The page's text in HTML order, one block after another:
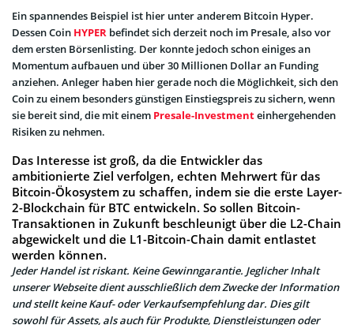
Ein spannendes Beispiel ist hier unter anderem Bitcoin Hyper.
Dessen Coin HYPER befindet sich derzeit noch im Presale, also vor
dem ersten Börsenlisting. Der konnte jedoch schon einiges an
Momentum aufbauen und über 30 Millionen Dollar an Funding
anziehen. Anleger haben hier gerade noch die Möglichkeit, sich den
Coin zu einem besonders günstigen Einstiegspreis zu sichern, wenn
sie bereit sind, die mit einem Presale-Investmenteinhergehenden
Risiken zu nehmen.
Das Interesse ist groß, da die Entwickler das
ambitionierte Ziel verfolgen, echten Mehrwert für das
Bitcoin-Ökosystem zu schaffen, indem sie die erste Layer-
2-Blockchain für BTC entwickeln. So sollen Bitcoin-
Transaktionen in Zukunft beschleunigt über die L2-Chain
abgewickelt und die L1-Bitcoin-Chain damit entlastet
werden können.
Jeder Handel ist riskant. Keine Gewinngarantie. Jeglicher Inhalt
unserer Webseite dient ausschließlich dem Zwecke der Information
und stellt keine Kauf- oder Verkaufsempfehlung dar. Dies gilt
sowohl für Assets, als auch für Produkte, Dienstleistungen oder